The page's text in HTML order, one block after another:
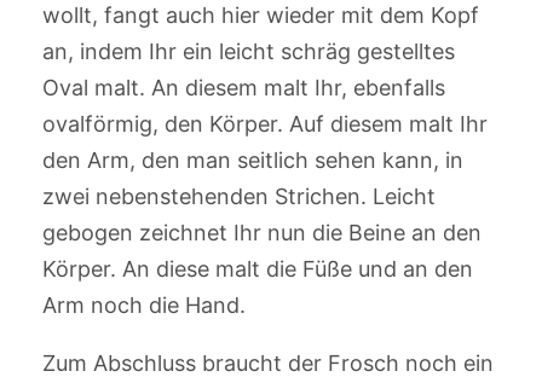
wollt, fangt auch hier wieder mit dem Kopf
an, indem Ihr ein leicht schräg gestelltes
Oval malt. An diesem malt Ihr, ebenfalls
ovalförmig, den Körper. Auf diesem malt Ihr
den Arm, den man seitlich sehen kann, in
zwei nebenstehenden Strichen. Leicht
gebogen zeichnet Ihr nun die Beine an den
Körper. An diese malt die Füße und an den
Arm noch die Hand.
Zum Abschluss braucht der Frosch noch ein